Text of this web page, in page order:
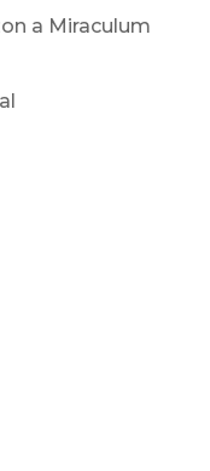
a Miraculum